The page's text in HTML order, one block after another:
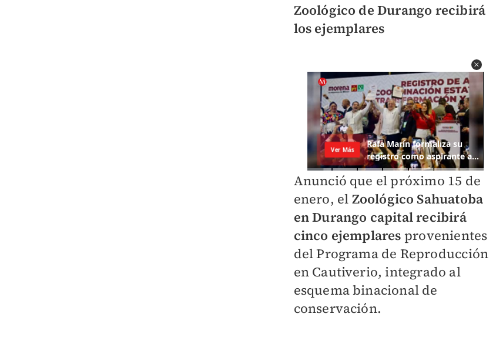
Zoológico de Durango recibirá
los ejemplares
Anunció que el próximo 15 de
enero, el Zoológico Sahuatoba
en Durango capital recibirá
cinco ejemplares provenientes
del Programa de Reproducción
en Cautiverio, integrado al
esquema binacional de
conservación.